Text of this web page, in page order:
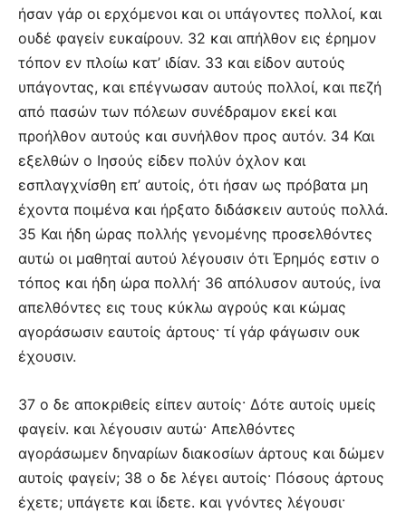
ήσαν γάρ οι ερχόμενοι και οι υπάγοντες πολλοί, και
ουδέ φαγείν ευκαίρουν. 32 και απήλθον εις έρημον
τόπον εν πλοίω κατ’ ιδίαν. 33 και είδον αυτούς
υπάγοντας, και επέγνωσαν αυτούς πολλοί, και πεζή
από πασών των πόλεων συνέδραμον εκεί και
προήλθον αυτούς και συνήλθον προς αυτόν. 34 Και
εξελθών ο Ιησούς είδεν πολύν όχλον και
εσπλαγχνίσθη επ’ αυτοίς, ότι ήσαν ως πρόβατα μη
έχοντα ποιμένα και ήρξατο διδάσκειν αυτούς πολλά.
35 Και ήδη ώρας πολλής γενομένης προσελθόντες
αυτώ οι μαθηταί αυτού λέγουσιν ότι Έρημός εστιν ο
τόπος και ήδη ώρα πολλή· 36 απόλυσον αυτούς, ίνα
απελθόντες εις τους κύκλω αγρούς και κώμας
αγοράσωσιν εαυτοίς άρτους· τί γάρ φάγωσιν ουκ
έχουσιν.
37 ο δε αποκριθείς είπεν αυτοίς· Δότε αυτοίς υμείς
φαγείν. και λέγουσιν αυτώ· Απελθόντες
αγοράσωμεν δηναρίων διακοσίων άρτους και δώμεν
αυτοίς φαγείν; 38 ο δε λέγει αυτοίς· Πόσους άρτους
έχετε; υπάγετε και ίδετε. και γνόντες λέγουσι·